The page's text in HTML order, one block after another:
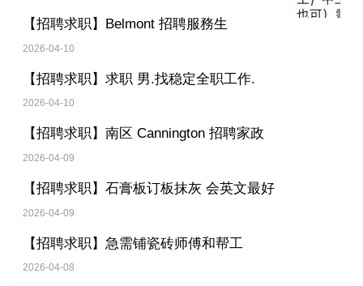
【招聘求职】 Belmont 招聘服務生
2026-04-10
【招聘求职】 求职 男.找稳定全职工作.
2026-04-10
【招聘求职】 南区 Cannington 招聘家政
2026-04-09
【招聘求职】 石膏板订板抹灰 会英文最好
2026-04-09
【招聘求职】 急需铺瓷砖师傅和帮工
2026-04-08